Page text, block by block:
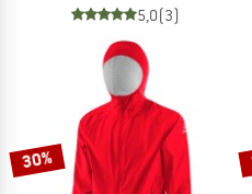
5,0(3)
30%